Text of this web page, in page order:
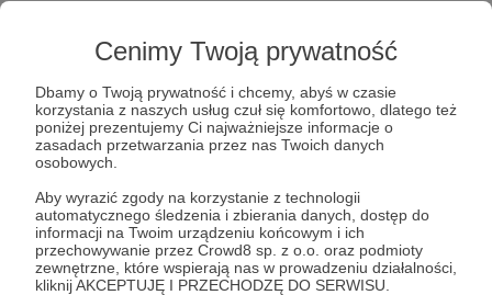
Cenimy Twoją prywatność
Dbamy o Twoją prywatność i chcemy, abyś w czasie
korzystania z naszych usług czuł się komfortowo, dlatego też
poniżej prezentujemy Ci najważniejsze informacje o
zasadach przetwarzania przez nas Twoich danych
osobowych.
Aby wyrazić zgody na korzystanie z technologii
automatycznego śledzenia i zbierania danych, dostęp do
informacji na Twoim urządzeniu końcowym i ich
przechowywanie przez Crowd8 sp. z o.o. oraz podmioty
zewnętrzne, które wspierają nas w prowadzeniu działalności,
kliknij AKCEPTUJĘ I PRZECHODZĘ DO SERWISU.
Post dostępny tylko dla Patronów
Aby zobaczyć ten materiał musisz być zalogowany
Zostań Patronem
Zaloguj się